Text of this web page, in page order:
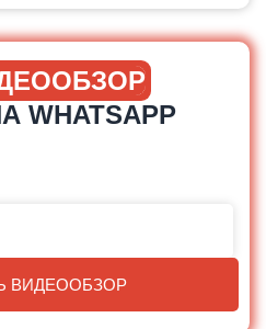
ВИДЕООБЗОР